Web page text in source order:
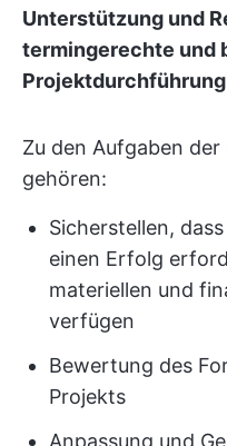
Unterstützung und
termingerechte und
Zu den Aufgaben
gehören:
Sicherstellen,
einen Erfolg
materiellen und
verfügen
Bewertung des
Projekts
Anpassung und